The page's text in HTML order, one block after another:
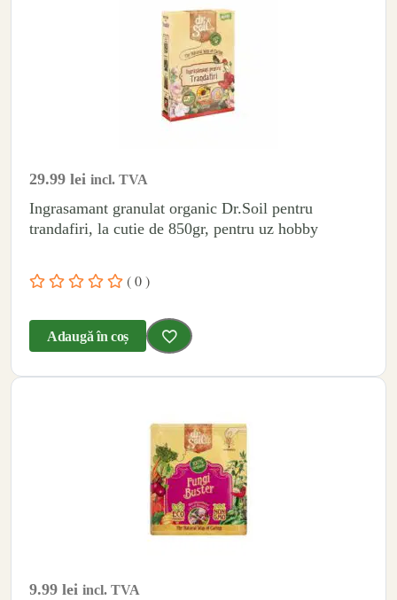
29.99 lei incl. TVA
Ingrasamant granulat organic Dr.Soil pentru
trandafiri, la cutie de 850gr, pentru uz hobby
( 0 )
Adaugă în coș
9.99 lei incl. TVA